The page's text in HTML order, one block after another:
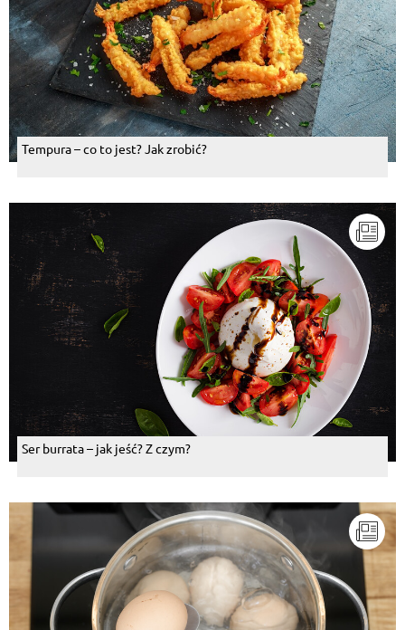
Tempura – co to jest? Jak zrobić?
Ser burrata – jak jeść? Z czym?